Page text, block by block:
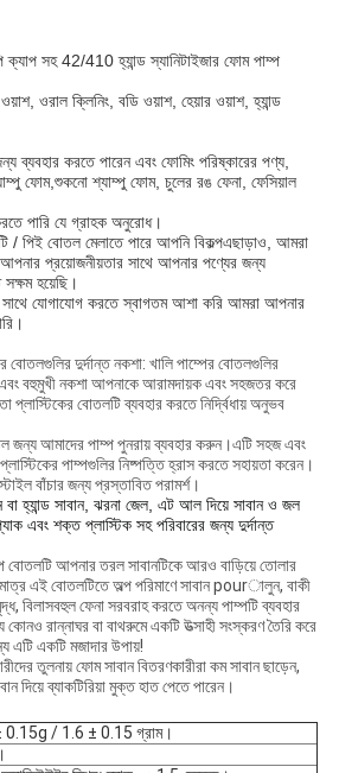
ক্যাপ সহ 42/410 হ্যান্ড স্যানিটাইজার ফোম পাম্প
ওরাল ক্লিনিং, বডি ওয়াশ, হেয়ার ওয়াশ, হ্যান্ড
ব্যবহার করতে পারেনএবং ফোমিং পরিষ্কারের পণ্য,
ফোম,শুকনো শ্যাম্পু ফোম, চুলের রঙ ফেনা, ফেসিয়াল
পারি যে গ্রাহক অনুরোধ।
/ পিই বোতল মেলাতে পারেআপনি বিকল্পএছাড়াও, আমরা
আপনার প্রয়োজনীয়তার সাথে আপনার পণ্যের জন্য
হয়েছি।
যোগাযোগ করতে স্বাগতমআশা করি আমরা আপনার
।
বোতলগুলির দুর্দান্ত নকশা: খালি পাম্পের বোতলগুলির
বহুমুখী নকশা আপনাকে আরামদায়ক এবং সহজতর করে
প্লাস্টিকের বোতলটি ব্যবহার করতে নির্দ্বিধায় অনুভব
জন্য আমাদের পাম্প পুনরায় ব্যবহার করুন।এটি সহজ এবং
পাম্পগুলির নিষ্পত্তি হ্রাস করতে সহায়তা করেন।
বাঁচার জন্য প্রস্তাবিত পরামর্শ।
বা হ্যান্ড সাবান, ঝরনা জেল, এট আল দিয়ে সাবান ও জল
এবং শক্ত প্লাস্টিক সহ পরিবারের জন্য দুর্দান্ত
বোতলটি আপনার তরল সাবানটিকে আরও বাড়িয়ে তোলার
এই বোতলটিতে অল্প পরিমাণে সাবান pourালুন, বাকী
বিলাসবহুল ফেনা সরবরাহ করতে অনন্য পাম্পটি ব্যবহার
রান্নাঘর বা বাথরুমে একটি উত্সাহী সংস্করণ তৈরি করে
এটি একটি মজাদার উপায়!
তুলনায় ফোম সাবান বিতরণকারীরা কম সাবান ছাড়েন,
দিয়ে ব্যাকটিরিয়া মুক্ত হাত পেতে পারেন।
/ 1.6 ± 0.15 গ্রাম।